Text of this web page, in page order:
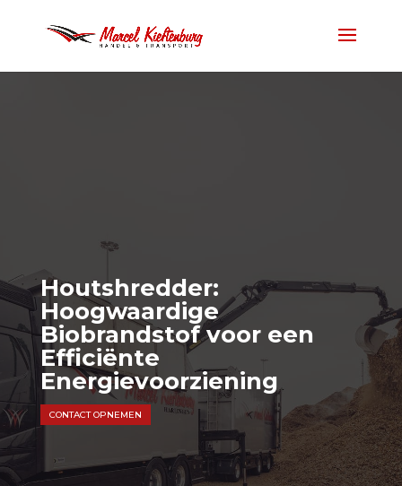
Houtshredder:
Hoogwaardige
Biobrandstof voor een
Efficiënte
Energievoorziening
CONTACT OPNEMEN